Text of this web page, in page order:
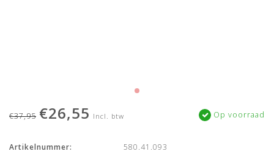
€37,95 €26,55 Incl. btw Op voorraad
Artikelnummer:
580.41.093